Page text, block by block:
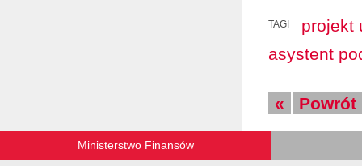
TAGI
projekt
asystent
« Powrót
Ministerstwo Finansów